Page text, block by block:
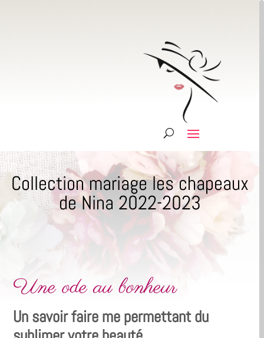
Collection mariage les chapeaux
de Nina 2022-2023
Une ode au bonheur
Un savoir faire me permettant du